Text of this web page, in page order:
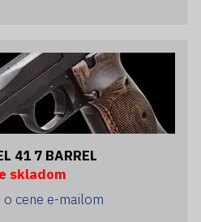
41 7 BARREL
skladom
cene e-mailom